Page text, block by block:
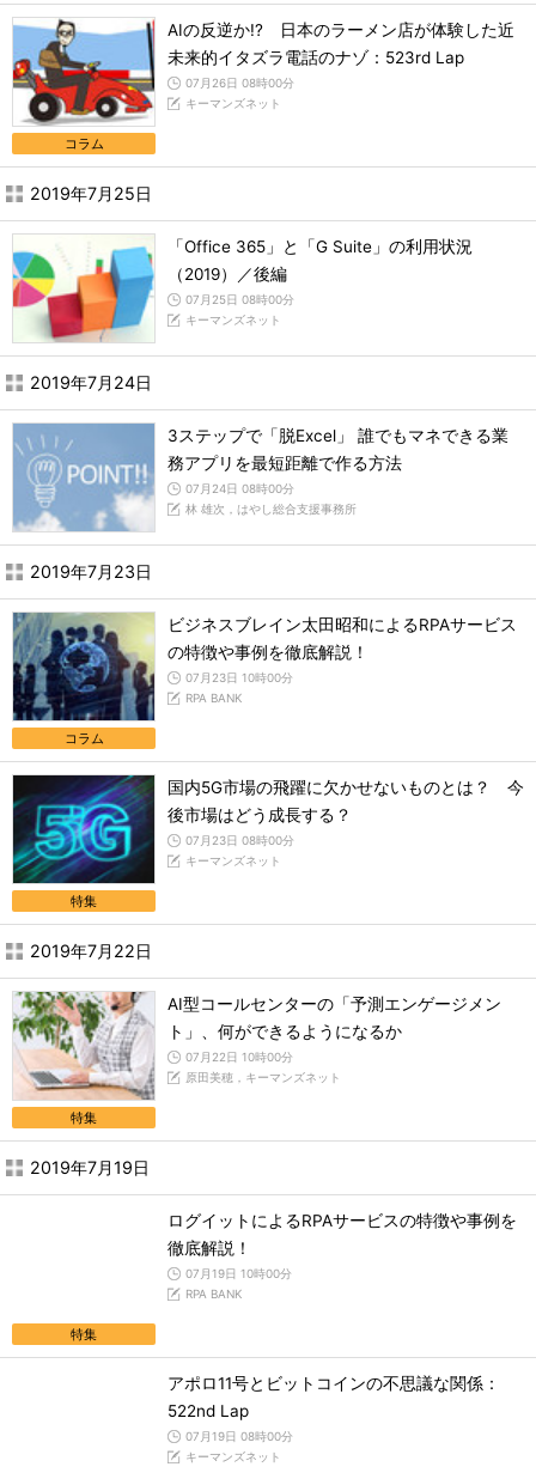
コラム
AIの反逆か!? 日本のラーメン店が体験した近
未来的イタズラ電話のナゾ：523rd Lap
07月26日 08時00分
キーマンズネット
2019年7月25日
「Office 365」と「G Suite」の利用状況
（2019）／後編
07月25日 08時00分
キーマンズネット
2019年7月24日
3ステップで「脱Excel」 誰でもマネできる業
務アプリを最短距離で作る方法
07月24日 08時00分
林 雄次，はやし総合支援事務所
2019年7月23日
コラム
ビジネスブレイン太田昭和によるRPAサービス
の特徴や事例を徹底解説！
07月23日 10時00分
RPA BANK
特集
国内5G市場の飛躍に欠かせないものとは？ 今
後市場はどう成長する？
07月23日 08時00分
キーマンズネット
2019年7月22日
特集
AI型コールセンターの「予測エンゲージメン
ト」、何ができるようになるか
07月22日 10時00分
原田美穂，キーマンズネット
2019年7月19日
特集
ログイットによるRPAサービスの特徴や事例を
徹底解説！
07月19日 10時00分
RPA BANK
アポロ11号とビットコインの不思議な関係：
522nd Lap
07月19日 08時00分
キーマンズネット